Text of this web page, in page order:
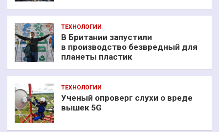
ТЕХНОЛОГИИ
В Британии запустили
в производство безвредный для
планеты пластик
ТЕХНОЛОГИИ
Ученый опроверг слухи о вреде
вышек 5G